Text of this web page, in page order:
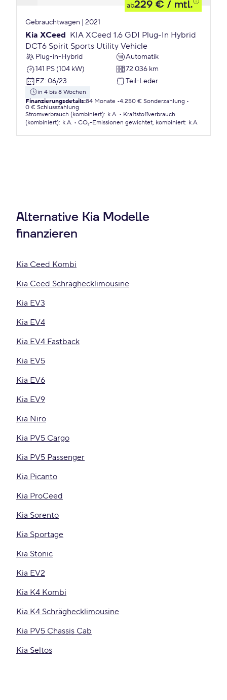
ab229 € / mtl.
Gebrauchtwagen | 2021
Kia XCeed KIA XCeed 1.6 GDI Plug-In Hybrid
DCT6 Spirit Sports Utility Vehicle
Plug-in-Hybrid
Automatik
141 PS (104 kW)
72.036 km
EZ: 06/23 Teil-Leder
in 4 bis 8 Wochen
Finanzierungsdetails:84 Monate 4.250 € Sonderzahlung
0 € Schlusszahlung
Stromverbrauch (kombiniert): k.A.
Kraftstoffverbrauch
(kombiniert): k.A. CO₂-Emissionen gewichtet, kombiniert: k.A.
Alternative Kia Modelle
finanzieren
Kia Ceed Kombi
Kia Ceed Schräghecklimousine
Kia EV3
Kia EV4
Kia EV4 Fastback
Kia EV5
Kia EV6
Kia EV9
Kia Niro
Kia PV5 Cargo
Kia PV5 Passenger
Kia Picanto
Kia ProCeed
Kia Sorento
Kia Sportage
Kia Stonic
Kia EV2
Kia K4 Kombi
Kia K4 Schräghecklimousine
Kia PV5 Chassis Cab
Kia Seltos